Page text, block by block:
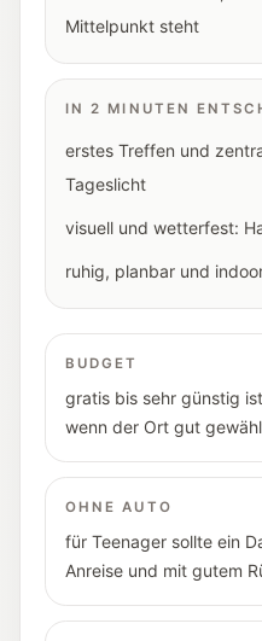
Mittelpunkt steht
IN 2 MINUTEN
erstes Treffen und
Tageslicht
visuell und wetterfest:
ruhig, planbar und
BUDGET
gratis bis sehr günstig
wenn der Ort gut
OHNE AUTO
für Teenager sollte ein
Anreise und mit gutem